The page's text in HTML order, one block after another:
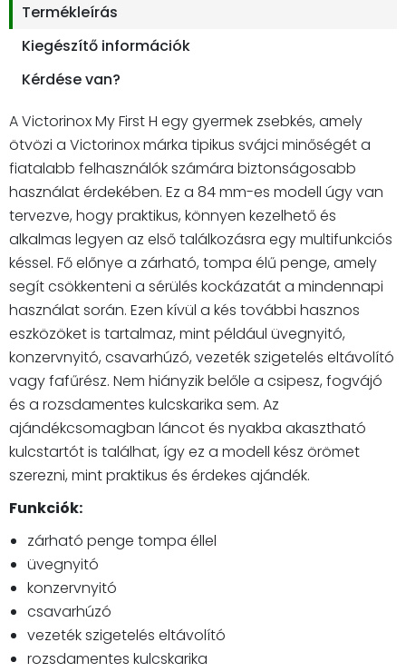
Termékleírás
Kiegészítő információk
Kérdése van?
A Victorinox My First H egy gyermek zsebkés, amely
ötvözi a Victorinox márka tipikus svájci minőségét a
fiatalabb felhasználók számára biztonságosabb
használat érdekében. Ez a 84 mm-es modell úgy van
tervezve, hogy praktikus, könnyen kezelhető és
alkalmas legyen az első találkozásra egy multifunkciós
késsel. Fő előnye a zárható, tompa élű penge, amely
segít csökkenteni a sérülés kockázatát a mindennapi
használat során. Ezen kívül a kés további hasznos
eszközöket is tartalmaz, mint például üvegnyitó,
konzervnyitó, csavarhúzó, vezeték szigetelés eltávolító
vagy fafűrész. Nem hiányzik belőle a csipesz, fogvájó
és a rozsdamentes kulcskarika sem. Az
ajándékcsomagban láncot és nyakba akasztható
kulcstartót is találhat, így ez a modell kész örömet
szerezni, mint praktikus és érdekes ajándék.
Funkciók:
zárható penge tompa éllel
üvegnyitó
konzervnyitó
csavarhúzó
vezeték szigetelés eltávolító
rozsdamentes kulcskarika